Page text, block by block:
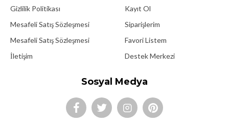
Gizlilik Politikası
Mesafeli Satış Sözleşmesi
Mesafeli Satış Sözleşmesi
İletişim
Kayıt Ol
Siparişlerim
Favori Listem
Destek Merkezi
Sosyal Medya